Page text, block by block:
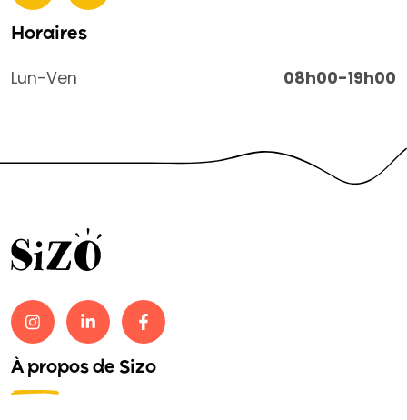
Horaires
Lun-Ven 08h00-19h00
À propos de Sizo